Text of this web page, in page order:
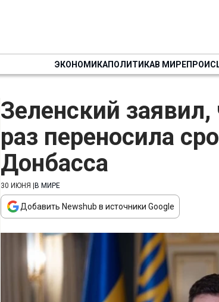
ЭКОНОМИКАПОЛИТИКАВ МИРЕ
Зеленский
раз переносила
Донбасса
30 ИЮНЯ В МИРЕ
Добавить Newshub в источники Google